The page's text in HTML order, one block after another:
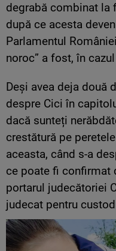
degrabă combinat la
după ce acesta
Parlamentul
noroc” a fost, în
Deși avea deja două
despre Cici în
dacă sunteți
crestătură pe
aceasta, când s-a
ce poate fi confirmat
portarul judecătoriei
judecat pentru